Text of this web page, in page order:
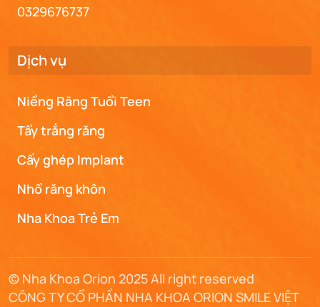
0329676737
Dịch vụ
Niềng Răng Tuổi Teen
Tẩy trắng răng
Cấy ghép Implant
Nhổ răng khôn
Nha Khoa Trẻ Em
© Nha Khoa Orion 2025 All right reserved
CÔNG TY CỔ PHẦN NHA KHOA ORION SMILE VIỆT